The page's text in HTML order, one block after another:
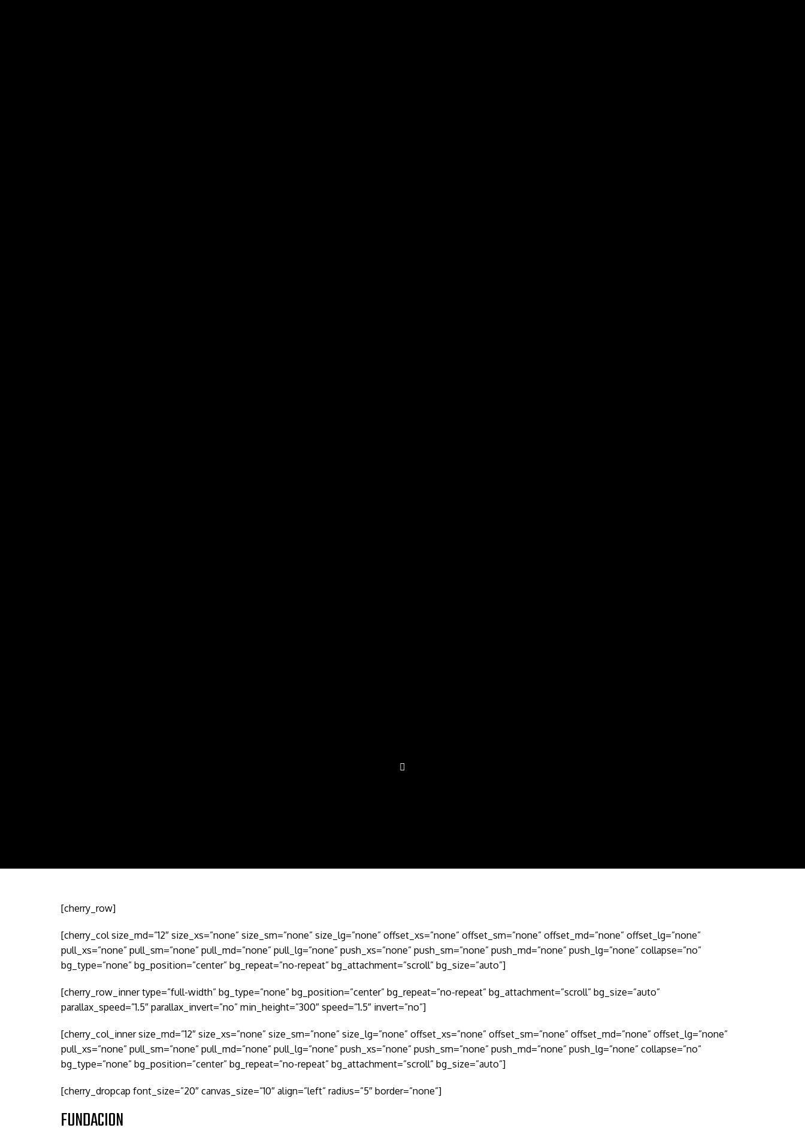
[cherry_row]
[cherry_col size_md=”12″ size_xs=”none” size_sm=”none” size_lg=”none” offset_xs=”none” offset_sm=”none” offset_md=”none” offset_lg=”none”
pull_xs=”none” pull_sm=”none” pull_md=”none” pull_lg=”none” push_xs=”none” push_sm=”none” push_md=”none” push_lg=”none” collapse=”no”
bg_type=”none” bg_position=”center” bg_repeat=”no-repeat” bg_attachment=”scroll” bg_size=”auto”]
[cherry_row_inner type=”full-width” bg_type=”none” bg_position=”center” bg_repeat=”no-repeat” bg_attachment=”scroll” bg_size=”auto”
parallax_speed=”1.5″ parallax_invert=”no” min_height=”300″ speed=”1.5″ invert=”no”]
[cherry_col_inner size_md=”12″ size_xs=”none” size_sm=”none” size_lg=”none” offset_xs=”none” offset_sm=”none” offset_md=”none” offset_lg=”none”
pull_xs=”none” pull_sm=”none” pull_md=”none” pull_lg=”none” push_xs=”none” push_sm=”none” push_md=”none” push_lg=”none” collapse=”no”
bg_type=”none” bg_position=”center” bg_repeat=”no-repeat” bg_attachment=”scroll” bg_size=”auto”]
[cherry_dropcap font_size=”20″ canvas_size=”10″ align=”left” radius=”5″ border=”none”]
FUNDACION